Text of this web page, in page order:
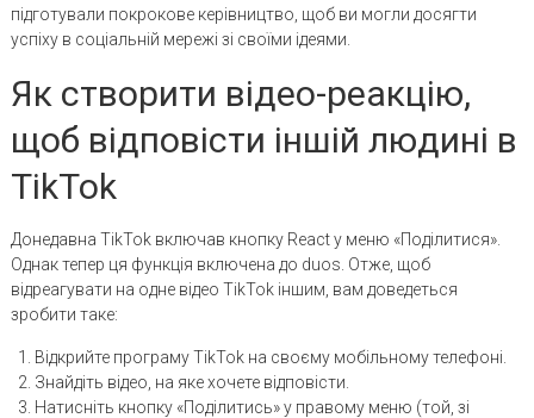
підготували покрокове керівництво, щоб ви могли досягти
успіху в соціальній мережі зі своїми ідеями.
Як створити відео-реакцію,
щоб відповісти іншій людині в
TikTok
Донедавна TikTok включав кнопку React у меню «Поділитися».
Однак тепер ця функція включена до duos. Отже, щоб
відреагувати на одне відео TikTok іншим, вам доведеться
зробити таке:
Відкрийте програму TikTok на своєму мобільному телефоні.
Знайдіть відео, на яке хочете відповісти.
Натисніть кнопку «Поділитись» у правому меню (той, зі